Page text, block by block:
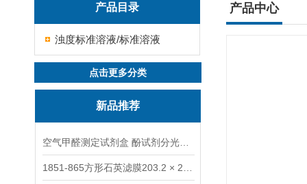
产品目录
浊度标准溶液/标准溶液
点击更多分类
新品推荐
产品中心